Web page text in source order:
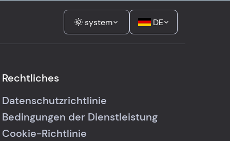
system DE
Rechtliches
Datenschutzrichtlinie
Bedingungen der Dienstleistung
Cookie-Richtlinie